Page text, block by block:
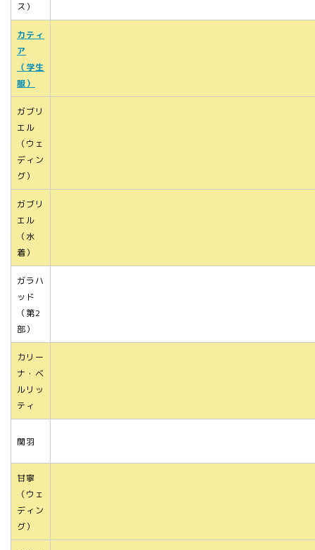
ス）
カティ
ア
（学生
服）
ガブリ
エル
（ウェ
ディン
グ）
ガブリ
エル
（水
着）
ガラハ
ッド
（第2
部）
カリー
ナ・ベ
ルリッ
ティ
関羽
甘寧
（ウェ
ディン
グ）